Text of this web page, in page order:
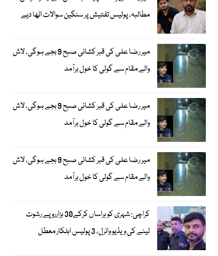
مطالبہ، پولیس تفتیش پر سنگین سوالات اٹھا دیے
میر رضا علی کی قبر کشائی صبح 9 بجے ہوگی، لاش
والے مقام سے گولی کا خول برآمد
میر رضا علی کی قبر کشائی صبح 9 بجے ہوگی، لاش
والے مقام سے گولی کا خول برآمد
میر رضا علی کی قبر کشائی صبح 9 بجے ہوگی، لاش
والے مقام سے گولی کا خول برآمد
کراچی: شہری کو ہراساں کرکے30 ہزارروپے رشوت
لینے کی ویڈیو وائرل، 3 پولیس اہلکار معطل